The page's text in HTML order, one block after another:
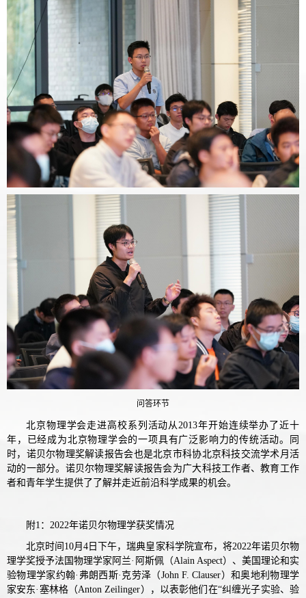
问答环节
北京物理学会走进高校系列活动从2013年开始连续举办了近十
年，已经成为北京物理学会的一项具有广泛影响力的传统活动。同
时，诺贝尔物理奖解读报告会也是北京市科协北京科技交流学术月活
动的一部分。诺贝尔物理奖解读报告会为广大科技工作者、教育工作
者和青年学生提供了了解并走近前沿科学成果的机会。
附1：2022年诺贝尔物理学获奖情况
北京时间10月4日下午，瑞典皇家科学院宣布，将2022年诺贝尔物
理学奖授予法国物理学家阿兰·阿斯佩（Alain Aspect）、美国理论和实
验物理学家约翰·弗朗西斯·克劳泽（John F. Clauser）和奥地利物理学
家安东·塞林格（Anton Zeilinger），以表彰他们在“纠缠光子实验、验